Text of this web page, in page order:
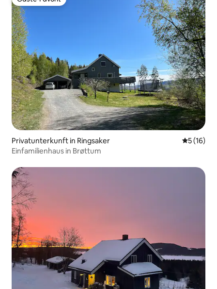
Gäste-Favorit
Privatunterkunft in Ringsaker
5 (16)
Einfamilienhaus in Brøttum